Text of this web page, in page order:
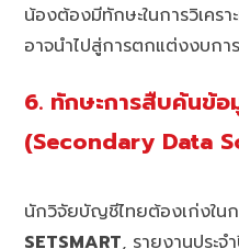
น้องต้องมีทักษะในการวิเคร
อาจนำไปสู่การตกแต่งงบกา
6. ทักษะการสืบค้นข้
(Secondary Data
นักวิจัยบัญชีไทยต้องเก่งใน
SETSMART, รายงานประ